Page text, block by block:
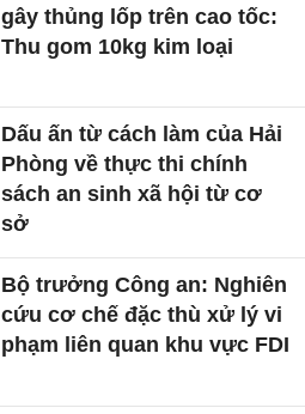
gây thủng lốp trên cao tốc:
Thu gom 10kg kim loại
Dấu ấn từ cách làm của Hải
Phòng về thực thi chính
sách an sinh xã hội từ cơ
sở
Bộ trưởng Công an: Nghiên
cứu cơ chế đặc thù xử lý vi
phạm liên quan khu vực FDI